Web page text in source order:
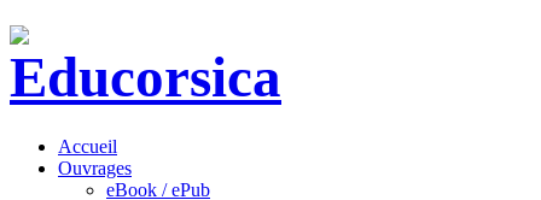
Accueil
Ouvrages
eBook / ePub